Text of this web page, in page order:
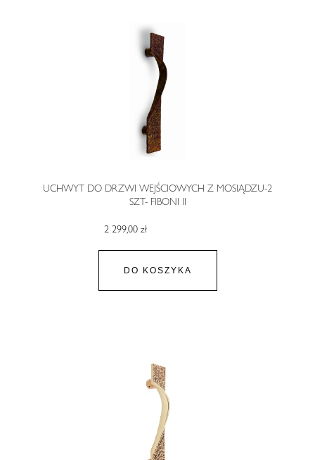
UCHWYT DO DRZWI WEJŚCIOWYCH Z MOSIĄDZU-2
SZT- FIBONI II
2 299,00 zł
DO KOSZYKA